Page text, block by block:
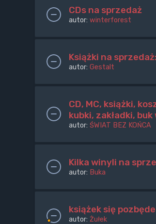
CDs na sprzedaż
autor: winterforest
Książki na
autor: Gestalt
CD, MC, książki,
kubki, zakładki,
autor: ŚWIAT BEZ KOŃCA
Kilka winyli na
autor: Buka
książek się
autor: Żułek